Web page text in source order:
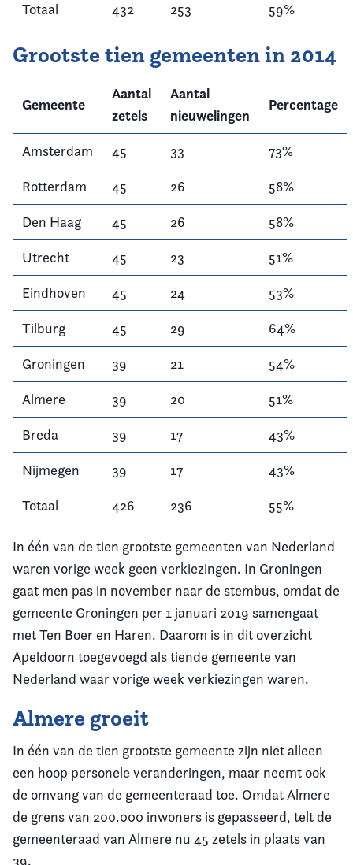
Totaal 432 253 59%
Grootste tien gemeenten in 2014
Gemeente
Aantal
zetels
Aantal
nieuwelingen
Percentage
Amsterdam 45 33 73%
Rotterdam 45 26 58%
Den Haag 45 26 58%
Utrecht 45 23 51%
Eindhoven 45 24 53%
Tilburg 45 29 64%
Groningen 39 21 54%
Almere 39 20 51%
Breda 39 17 43%
Nijmegen 39 17 43%
Totaal 426 236 55%
In één van de tien grootste gemeenten van Nederland
waren vorige week geen verkiezingen. In Groningen
gaat men pas in november naar de stembus, omdat de
gemeente Groningen per 1 januari 2019 samengaat
met Ten Boer en Haren. Daarom is in dit overzicht
Apeldoorn toegevoegd als tiende gemeente van
Nederland waar vorige week verkiezingen waren.
Almere groeit
In één van de tien grootste gemeente zijn niet alleen
een hoop personele veranderingen, maar neemt ook
de omvang van de gemeenteraad toe. Omdat Almere
de grens van 200.000 inwoners is gepasseerd, telt de
gemeenteraad van Almere nu 45 zetels in plaats van
39.